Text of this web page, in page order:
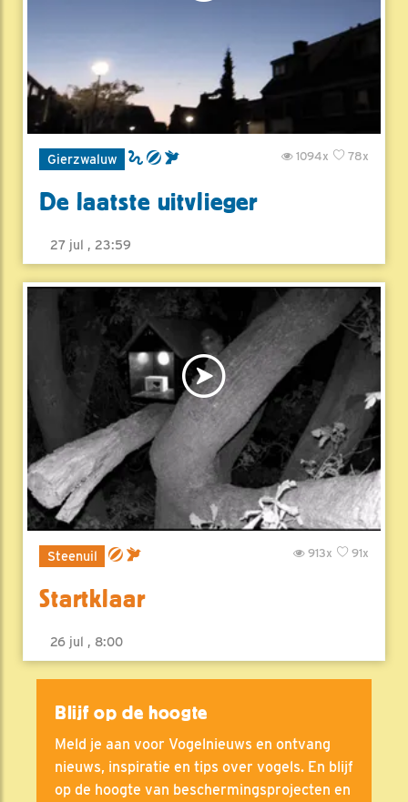
Gierzwaluw 78x
1094x
De laatste uitvlieger
27 jul , 23:59
Steenuil 91x
913x
Startklaar
26 jul , 8:00
Blijf op de hoogte
Meld je aan voor Vogelnieuws en ontvang
nieuws, inspiratie en tips over vogels. En blijf
op de hoogte van beschermingsprojecten en